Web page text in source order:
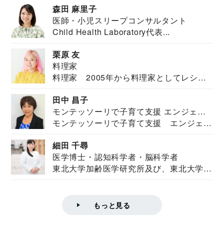
森田 麻里子
医師・小児スリープコンサルタント
Child Health Laboratory代表...
栗原 友
料理家
料理家 2005年から料理家としてレシピ
田中 昌子
モンテッソーリで子育て支援 エンジェル
ズハウス研究所所長
モンテッソーリで子育て支援 エンジェル
細田 千尋
医学博士・認知科学者・脳科学者
東北大学加齢医学研究所及び、東北大学大
もっと見る